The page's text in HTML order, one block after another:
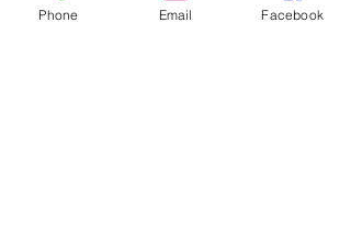
Phone Email Facebook